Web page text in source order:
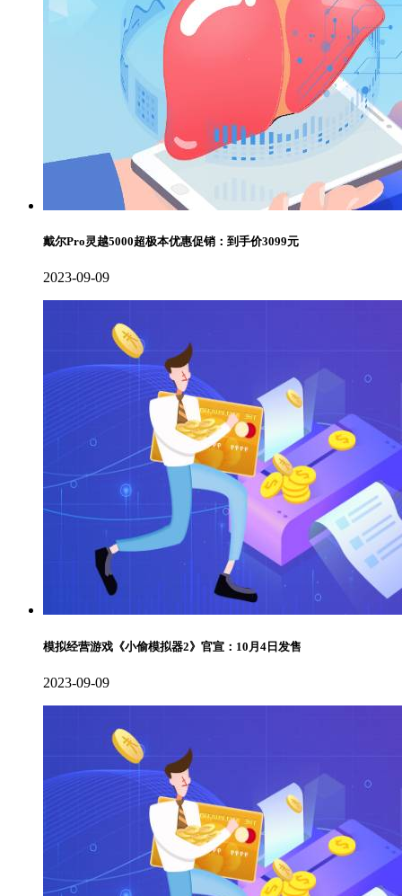
戴尔Pro灵越5000超极本优惠促销：到手价3099元
2023-09-09
模拟经营游戏《小偷模拟器2》官宣：10月4日发售
2023-09-09